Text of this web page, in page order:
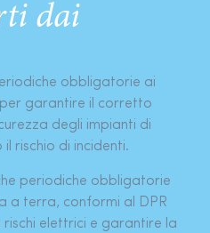
dai
obbligatorie ai
per garantire il corretto
degli impianti di
rischio di incidenti.
periodiche obbligatorie
a terra, conformi al DPR
elettrici e garantire la